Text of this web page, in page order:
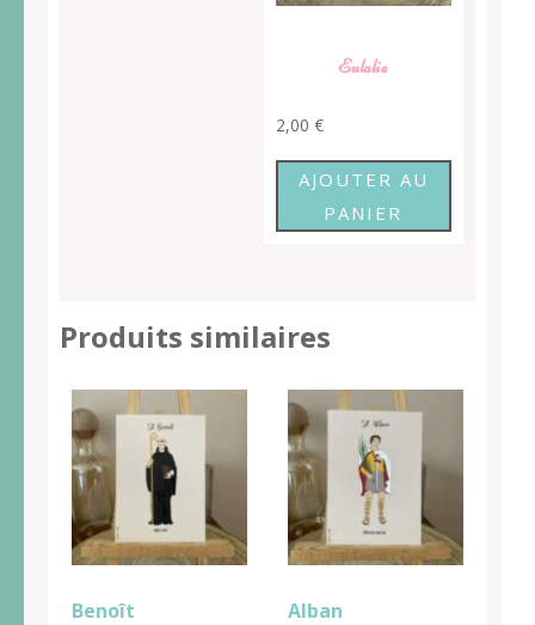
Eulalie
2,00 €
AJOUTER AU
PANIER
Produits similaires
Benoît Alban